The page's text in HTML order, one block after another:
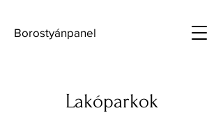
Borostyánpanel
Lakóparkok